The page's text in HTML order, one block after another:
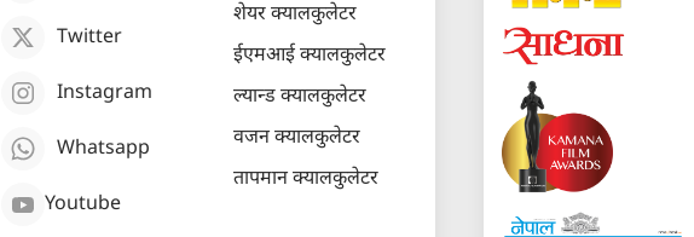
Twitter
Instagram
Whatsapp
Youtube
शेयर क्यालकुलेटर
ईएमआई क्यालकुलेटर
ल्यान्ड क्यालकुलेटर
वजन क्यालकुलेटर
तापमान क्यालकुलेटर